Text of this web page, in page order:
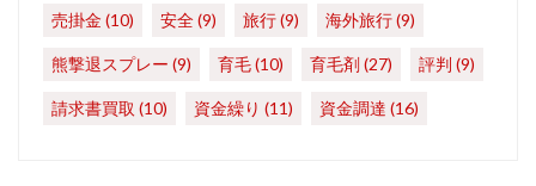
売掛金 (10) 安全(9) 旅行(9) 海外旅行(9)
熊撃退スプレー (9) 育毛(10) 育毛剤(27) 評判 (9)
請求書買取 (10) 資金繰り (11) 資金調達 (16)